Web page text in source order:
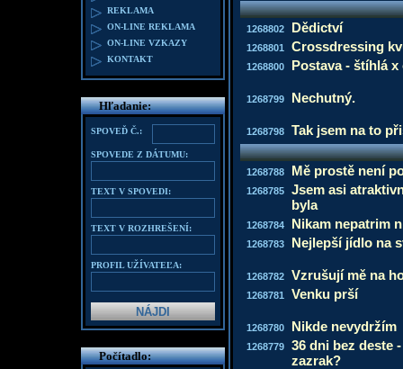
1268802 Dědictví
1268801 Crossdressing
1268800 Postava - štíhlá x
1268799 Nechutný.
1268798 Tak jsem na to
1268788 Mě prostě není
1268785
Jsem asi
byla
1268784 Nikam nepatrim
1268783 Nejlepší jídlo na
1268782 Vzrušují mě na
1268781 Venku prší
1268780 Nikde nevydržím
1268779
36 dni bez deste
zazrak?
REKLAMA
ON-LINE REKLAMA
ON-LINE VZKAZY
KONTAKT
Hľadanie:
SPOVEĎ Č.:
SPOVEDE Z DÁTUMU:
TEXT V SPOVEDI:
TEXT V ROZHREŠENÍ:
PROFIL UŽÍVATEĽA:
Počítadlo: